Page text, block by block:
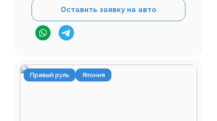
Оставить заявку на авто
Правый руль Япония